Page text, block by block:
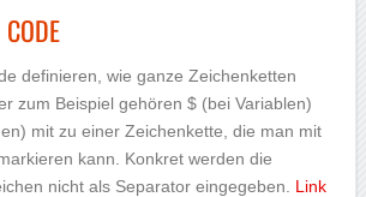
definieren, wie ganze Zeichenketten
zum Beispiel gehören $ (bei Variablen)
mit zu einer Zeichenkette, die man mit
kann. Konkret werden die
nicht als Separator eingegeben. Link